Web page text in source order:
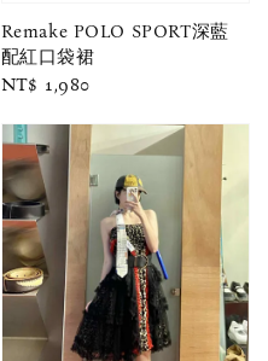
Remake POLO SPORT深藍
配紅口袋裙
Regular
NT$ 1,980